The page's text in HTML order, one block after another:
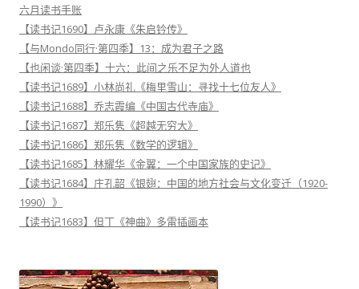
六月读书手账
【读书记1690】卢永康《朱启钤传》
【与Mondo同行·第四季】13：成为君子之路
【也闲谈·第四季】十六：此间之乐不足为外人道也
【读书记1689】小林尚礼《梅里雪山：寻找十七位友人》
【读书记1688】乔志霞编《中国古代寺庙》
【读书记1687】郑乐隽《超越无穷大》
【读书记1686】郑乐隽《数学的逻辑》
【读书记1685】林耀华《金翼：一个中国家族的史记》
【读书记1684】庄孔韶《银翅：中国的地方社会与文化变迁（1920-
1990）》
【读书记1683】但丁《神曲》多雷插画本